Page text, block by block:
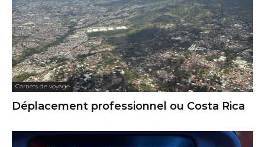
Carnets de voyage
Déplacement professionnel ou Costa Rica